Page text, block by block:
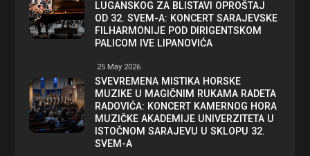
LUGANSKOG ZA BLISTAVI OPROŠTAJ
OD 32. SVEM-A: KONCERT SARAJEVSKE
FILHARMONIJE POD DIRIGENTSKOM
PALICOM IVE LIPANOVIĆA
25 May 2026
SVEVREMENA MISTIKA HORSKE
MUZIKE U MAGIČNIM RUKAMA RADETA
RADOVIĆA: KONCERT KAMERNOG HORA
MUZIČKE AKADEMIJE UNIVERZITETA U
ISTOČNOM SARAJEVU U SKLOPU 32.
SVEM-A